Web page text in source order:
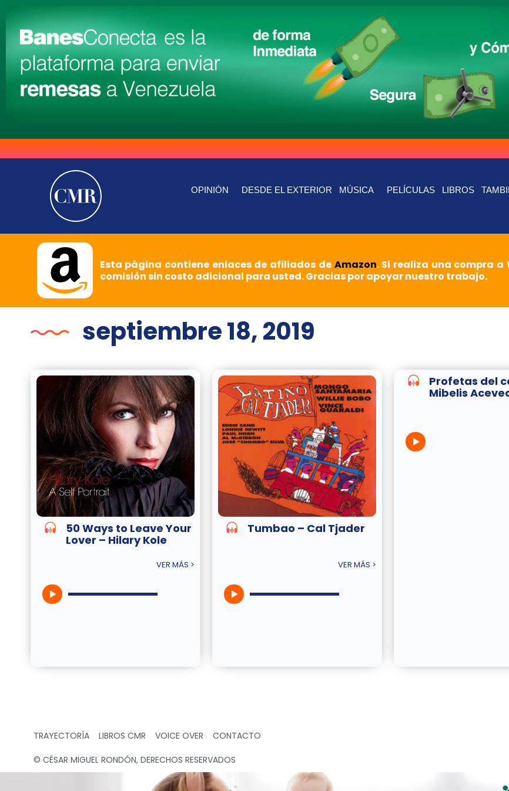
OPINIÓN DESDE EL EXTERIOR MÚSICA PELÍCULAS LIBROS
Esta página contiene enlaces de afiliados de Amazon. Si realiza una compra
comisión sin costo adicional para usted. Gracias por apoyar nuestro trabajo.
septiembre 18, 2019
50 Ways to Leave Your
Lover – Hilary Kole
VER MÁS >
Tumbao – Cal Tjader
VER MÁS >
Profetas del
Mibelis
TRAYECTORÍA LIBROS CMR VOICE OVER CONTACTO
© CÉSAR MIGUEL RONDÓN, DERECHOS RESERVADOS